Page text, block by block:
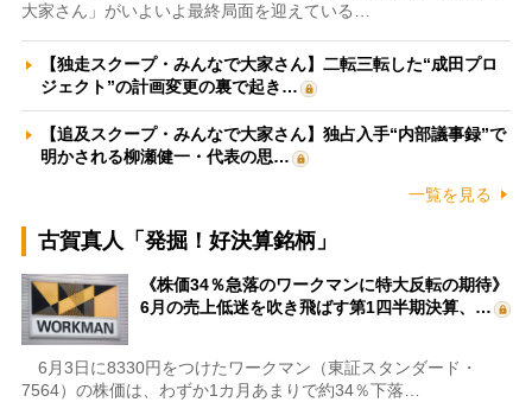
大家さん」がいよいよ最終局面を迎えている…
【独走スクープ・みんなで大家さん】二転三転した“成田プロ
ジェクト”の計画変更の裏で起き…
【追及スクープ・みんなで大家さん】独占入手“内部議事録”で
明かされる柳瀬健一・代表の思…
一覧を見る
古賀真人「発掘！好決算銘柄」
《株価34％急落のワークマンに特大反転の期待》
6月の売上低迷を吹き飛ばす第1四半期決算、…
6月3日に8330円をつけたワークマン（東証スタンダード・
7564）の株価は、わずか1カ月あまりで約34％下落…